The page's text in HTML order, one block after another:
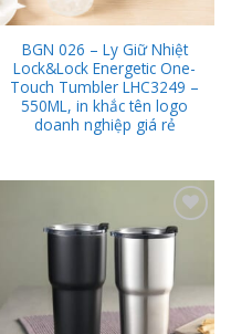
BGN 026 – Ly Giữ Nhiệt
Lock&Lock Energetic One-
Touch Tumbler LHC3249 –
550ML, in khắc tên logo
doanh nghiệp giá rẻ
Add to